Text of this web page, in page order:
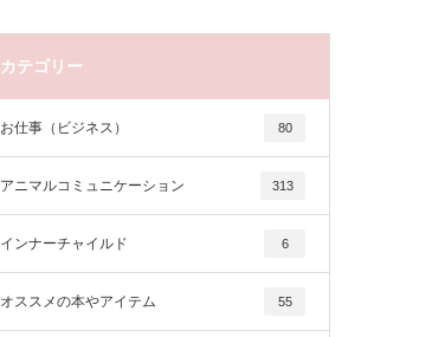
カテゴリー
お仕事（ビジネス） 80
アニマルコミュニケーション 313
インナーチャイルド 6
オススメの本やアイテム 55